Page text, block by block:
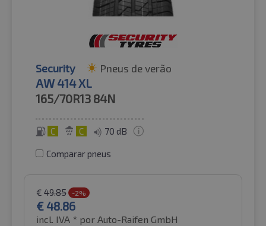
Security Pneus de verão
AW 414 XL
165/70R13 84N
C C 70 dB
Comparar pneus
€ 49.85 -2%
€ 48.86
incl. IVA * por Auto-Raifen GmbH